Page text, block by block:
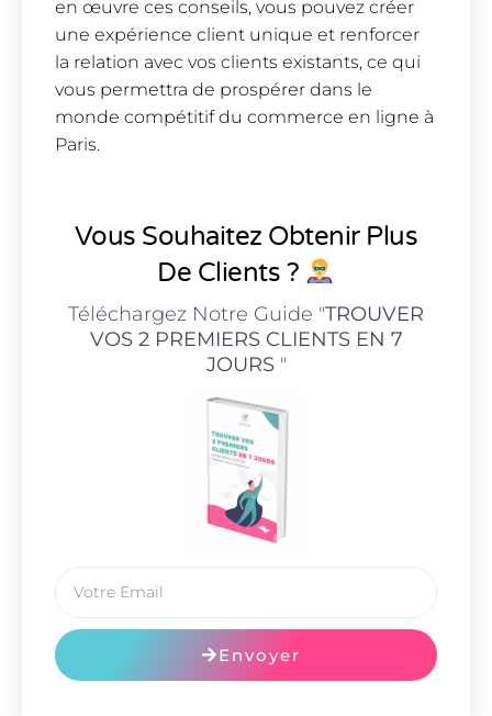
en œuvre ces conseils, vous pouvez créer
une expérience client unique et renforcer
la relation avec vos clients existants, ce qui
vous permettra de prospérer dans le
monde compétitif du commerce en ligne à
Paris.
Vous Souhaitez Obtenir Plus
De Clients ?
Téléchargez Notre Guide "TROUVER
VOS 2 PREMIERS CLIENTS EN 7
JOURS"
Envoyer